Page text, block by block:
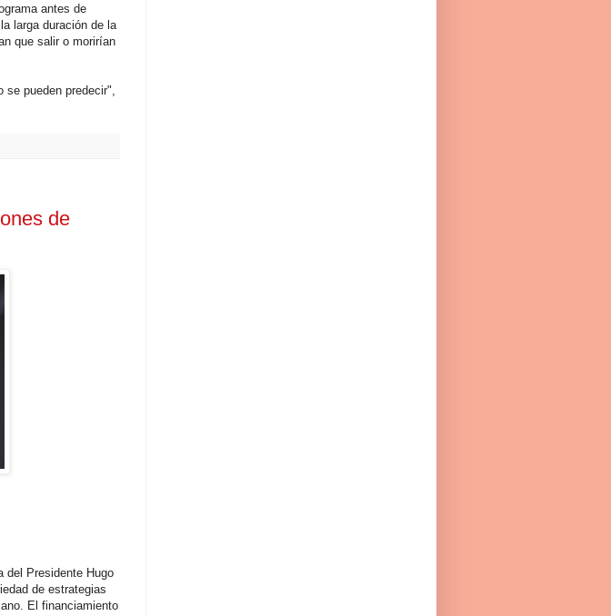
antes de
larga duración de la
que salir o morirían
pueden predecir",
de
del Presidente Hugo
de estrategias
El financiamiento